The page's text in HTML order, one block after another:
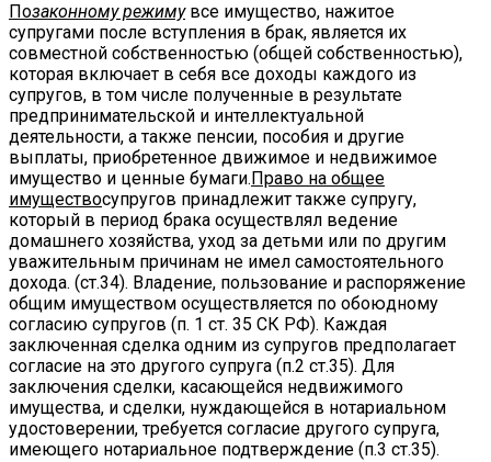
Позаконному режимувсе имущество, нажитое
супругами после вступления в брак, является их
совместной собственностью (общей собственностью),
которая включает в себя все доходы каждого из
супругов, в том числе полученные в результате
предпринимательской и интеллектуальной
деятельности, а также пенсии, пособия и другие
выплаты, приобретенное движимое и недвижимое
имущество и ценные бумаги. Право на общее
имуществосупругов принадлежит также супругу,
который в период брака осуществлял ведение
домашнего хозяйства, уход за детьми или по другим
уважительным причинам не имел самостоятельного
дохода. (ст.34). Владение, пользование и распоряжение
общим имуществом осуществляется по обоюдному
согласию супругов (п. 1 ст. 35 СК РФ). Каждая
заключенная сделка одним из супругов предполагает
согласие на это другого супруга (п.2 ст.35). Для
заключения сделки, касающейся недвижимого
имущества, и сделки, нуждающейся в нотариальном
удостоверении, требуется согласие другого супруга,
имеющего нотариальное подтверждение (п.3 ст.35).